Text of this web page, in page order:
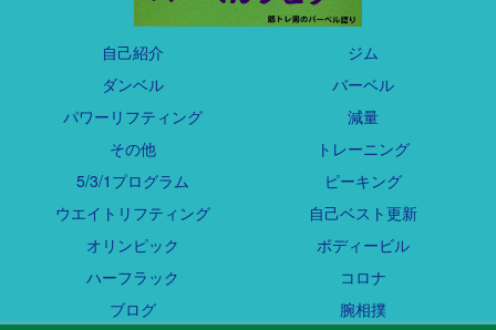
自己紹介
ジム
ダンベル
バーベル
パワーリフティング
減量
その他
トレーニング
5/3/1プログラム
ピーキング
ウエイトリフティング
自己ベスト更新
オリンピック
ボディービル
ハーフラック
コロナ
ブログ
腕相撲